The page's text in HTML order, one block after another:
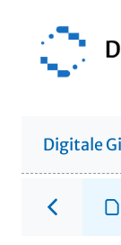
Digitale